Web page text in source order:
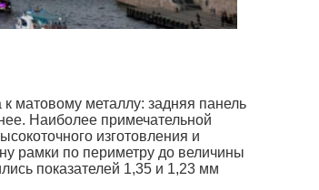
к матовому металлу: задняя панель
Наиболее примечательной
изготовления и
рамки по периметру до величины
показателей 1,35 и 1,23 мм